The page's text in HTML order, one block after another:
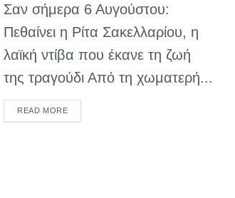
Σαν σήμερα 6 Αυγούστου:
Πεθαίνει η Ρίτα Σακελλαρίου, η
λαϊκή ντίβα που έκανε τη ζωή
της τραγούδι Από τη χωματερή...
READ MOREDETAILS